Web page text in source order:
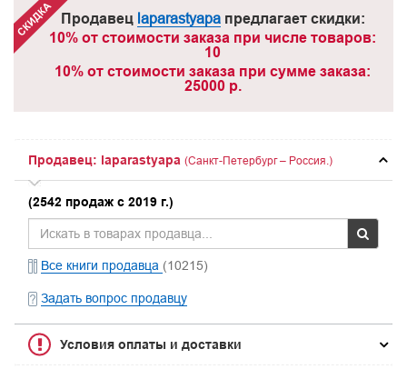
Продавец laparastyapaпредлагает скидки:
10% от стоимости заказа при числе товаров:
10
10% от стоимости заказа при сумме заказа:
25000 р.
Продавец: laparastyapa (Санкт-Петербург – Россия.)
(2542 продаж с 2019 г.)
Все книги продавца (10215)
Задать вопрос продавцу
Условия оплаты и доставки